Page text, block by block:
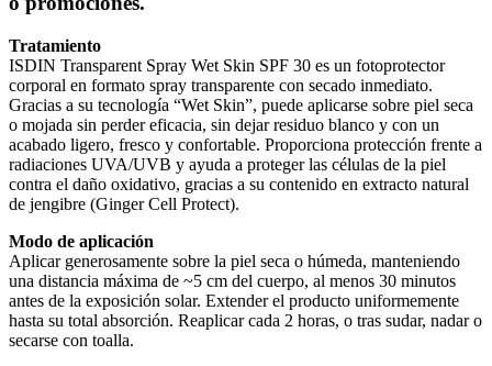
Tratamiento
ISDIN Transparent Spray Wet Skin SPF 30 es un fotoprotector
corporal en formato spray transparente con secado inmediato.
Gracias a su tecnología “Wet Skin”, puede aplicarse sobre piel seca
o mojada sin perder eficacia, sin dejar residuo blanco y con un
acabado ligero, fresco y confortable. Proporciona protección frente a
radiaciones UVA/UVB y ayuda a proteger las células de la piel
contra el daño oxidativo, gracias a su contenido en extracto natural
de jengibre (Ginger Cell Protect).
Modo de aplicación
Aplicar generosamente sobre la piel seca o húmeda, manteniendo
una distancia máxima de ~5 cm del cuerpo, al menos 30 minutos
antes de la exposición solar. Extender el producto uniformemente
hasta su total absorción. Reaplicar cada 2 horas, o tras sudar, nadar o
secarse con toalla.